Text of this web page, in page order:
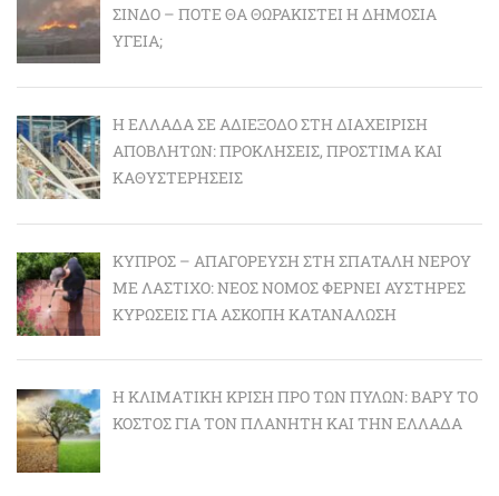
ΣΊΝΔΟ – ΠΌΤΕ ΘΑ ΘΩΡΑΚΙΣΤΕΊ Η ΔΗΜΌΣΙΑ
ΥΓΕΊΑ;
Η ΕΛΛΆΔΑ ΣΕ ΑΔΙΈΞΟΔΟ ΣΤΗ ΔΙΑΧΕΊΡΙΣΗ
ΑΠΟΒΛΉΤΩΝ: ΠΡΟΚΛΉΣΕΙΣ, ΠΡΌΣΤΙΜΑ ΚΑΙ
ΚΑΘΥΣΤΕΡΉΣΕΙΣ
ΚΎΠΡΟΣ – ΑΠΑΓΌΡΕΥΣΗ ΣΤΗ ΣΠΑΤΆΛΗ ΝΕΡΟΎ
ΜΕ ΛΆΣΤΙΧΟ: ΝΈΟΣ ΝΌΜΟΣ ΦΈΡΝΕΙ ΑΥΣΤΗΡΈΣ
ΚΥΡΏΣΕΙΣ ΓΙΑ ΆΣΚΟΠΗ ΚΑΤΑΝΆΛΩΣΗ
Η ΚΛΙΜΑΤΙΚΉ ΚΡΊΣΗ ΠΡΟ ΤΩΝ ΠΥΛΏΝ: BΑΡΎ ΤΟ
ΚΌΣΤΟΣ ΓΙΑ ΤΟΝ ΠΛΑΝΉΤΗ ΚΑΙ ΤΗΝ ΕΛΛΆΔΑ